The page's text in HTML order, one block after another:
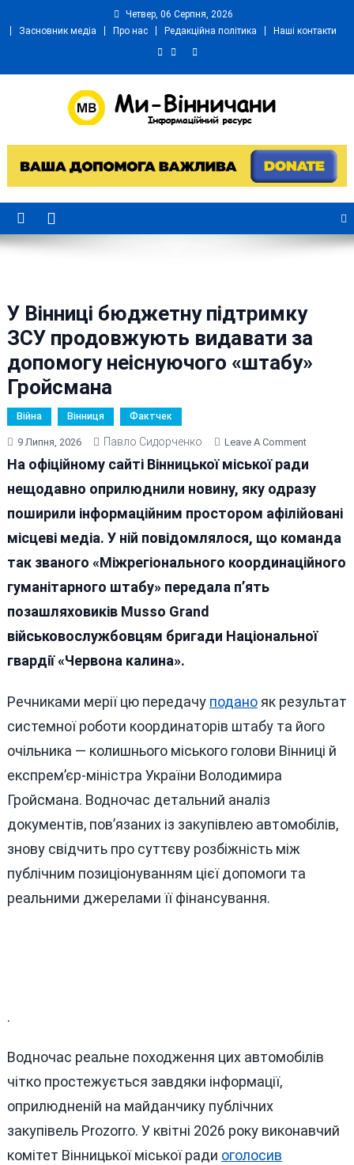
Четвер, 06 Серпня, 2026
Засновник медіа
Про нас Редакційна політика Наші контакти
Ми Вінничани
У Вінниці бюджетну підтримку
ЗСУ продовжують видавати за
допомогу неіснуючого «штабу»
Гройсмана
Війна Вінниця Фактчек
9 Липня, 2026 Павло Сидорченко Leave A CommentOn
У
ЗСУ
Видавати
«штабу»
На офіційному сайті Вінницької міської ради
нещодавно оприлюднили новину, яку одразу
поширили інформаційним простором афілійовані
місцеві медіа. У ній повідомлялося, що команда
так званого «Міжрегіонального координаційного
гуманітарного штабу» передала п’ять
позашляховиків Musso Grand
військовослужбовцям бригади Національної
гвардії «Червона калина».
Речниками мерії цю передачу поданояк результат
системної роботи координаторів штабу та його
очільника — колишнього міського голови Вінниці й
експрем’єр-міністра України Володимира
Гройсмана. Водночас детальний аналіз
документів, пов’язаних із закупівлею автомобілів,
знову свідчить про суттєву розбіжність між
публічним позиціонуванням цієї допомоги та
реальними джерелами її фінансування.
.
Водночас реальне походження цих автомобілів
чітко простежується завдяки інформації,
оприлюдненій на майданчику публічних
закупівель Prozorro. У квітні 2026 року виконавчий
комітет Вінницької міської ради оголосив